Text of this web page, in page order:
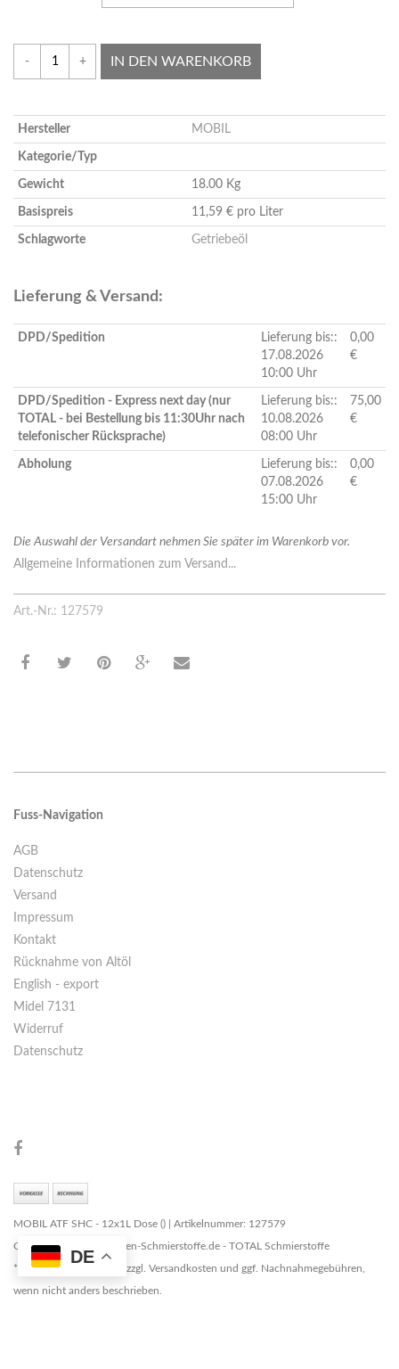
DE
- + IN DEN WARENKORB
Hersteller MOBIL
Kategorie/Typ
Gewicht 18.00 Kg
Basispreis 11,59 € pro Liter
Schlagworte Getriebeöl
Lieferung & Versand:
DPD/Spedition
Lieferung bis::
17.08.2026
10:00 Uhr
0,00
€
DPD/Spedition - Express next day (nur
TOTAL - bei Bestellung bis 11:30Uhr nach
telefonischer Rücksprache)
Lieferung bis::
10.08.2026
08:00 Uhr
75,00
€
Abholung
Lieferung bis::
07.08.2026
15:00 Uhr
0,00
€
Die Auswahl der Versandart nehmen Sie später im Warenkorb vor.
Allgemeine Informationen zum Versand...
Art.-Nr.: 127579
Fuss-Navigation
AGB
Datenschutz
Versand
Impressum
Kontakt
Rücknahme von Altöl
English - export
Midel 7131
Widerruf
Datenschutz
MOBIL ATF SHC - 12x1L Dose () | Artikelnummer: 127579
Copyright © 2026 Marken-Schmierstoffe.de - TOTAL Schmierstoffe
* Alle Preise zzgl. MwSt. zzgl. Versandkosten und ggf. Nachnahmegebühren,
wenn nicht anders beschrieben.